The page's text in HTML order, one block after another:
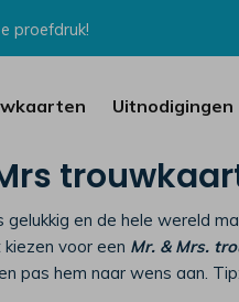
proefdruk!
Uitnodigingen
gelukkig en de hele wereld
voor een Mr. & Mrs.
pas hem naar wens aan.